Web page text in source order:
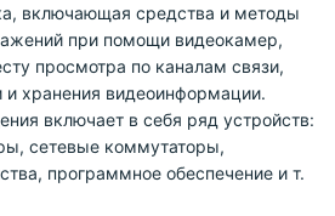
включающая средства и методы
при помощи видеокамер,
просмотра по каналам связи,
и хранения видеоинформации.
включает в себя ряд устройств:
сетевые коммутаторы,
программное обеспечение и т.